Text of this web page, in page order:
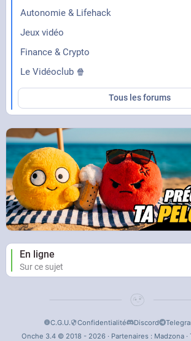
Autonomie & Lifehack
Jeux vidéo
Finance & Crypto
Le Vidéoclub 🍿
Tous les forums
En ligne
Sur ce sujet
C.G.U. Confidentialité Discord
Onche 3.4 © 2018 - 2026 · Partenaires : Madzona·